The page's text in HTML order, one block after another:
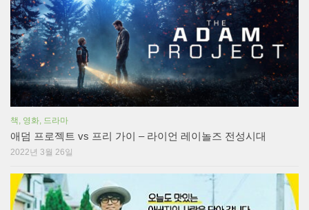
책, 영화, 드라마
애덤 프로젝트 vs 프리 가이 – 라이언 레이놀즈 전성시대
2022년 3월 26일